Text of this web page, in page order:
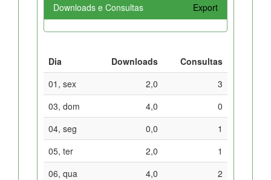
Downloads e Consultas Export
Dia Downloads
Consultas
01, sex
2,0
3
03, dom
4,0
0
04, seg
0,0
1
05, ter
2,0
1
06, qua
4,0
2